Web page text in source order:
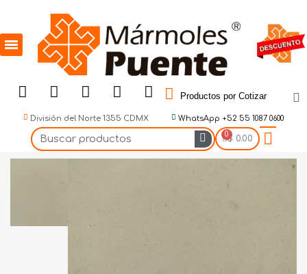
Productos por Cotizar
División del Norte 1355 CDMX WhatsApp +52 55 1087 0600
$ 0.00